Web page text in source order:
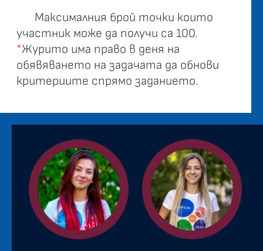
Максималния брой точки които
участник може да получи са 100.
*Журито има право в деня на
обявяването на задачата да обнови
критериите спрямо заданието.